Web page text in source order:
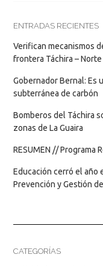
ENTRADAS RECIENTES
Verifican mecanismos
frontera Táchira –
Gobernador Bernal: Es
subterránea de carbón
Bomberos del Táchira
zonas de La Guaira
RESUMEN // Programa
Educación cerró el año
Prevención y Gestión
CATEGORÍAS